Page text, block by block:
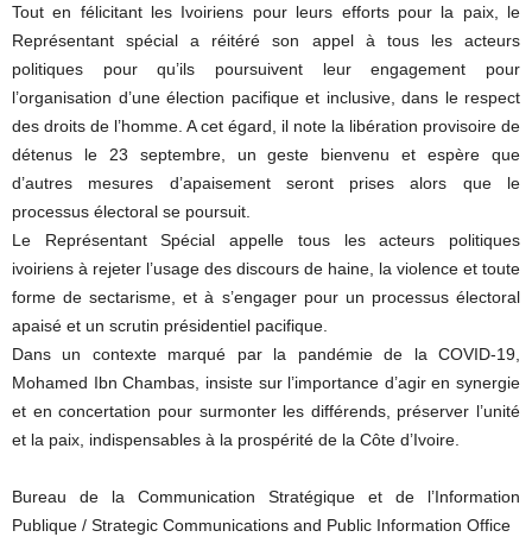
Tout en félicitant les Ivoiriens pour leurs efforts pour la paix, le
Représentant spécial a réitéré son appel à tous les acteurs
politiques pour qu’ils poursuivent leur engagement pour
l’organisation d’une élection pacifique et inclusive, dans le respect
des droits de l’homme. A cet égard, il note la libération provisoire de
détenus le 23 septembre, un geste bienvenu et espère que
d’autres mesures d’apaisement seront prises alors que le
processus électoral se poursuit.
Le Représentant Spécial appelle tous les acteurs politiques
ivoiriens à rejeter l’usage des discours de haine, la violence et toute
forme de sectarisme, et à s’engager pour un processus électoral
apaisé et un scrutin présidentiel pacifique.
Dans un contexte marqué par la pandémie de la COVID-19,
Mohamed Ibn Chambas, insiste sur l’importance d’agir en synergie
et en concertation pour surmonter les différends, préserver l’unité
et la paix, indispensables à la prospérité de la Côte d’Ivoire.
Bureau de la Communication Stratégique et de l’Information
Publique / Strategic Communications and Public Information Office